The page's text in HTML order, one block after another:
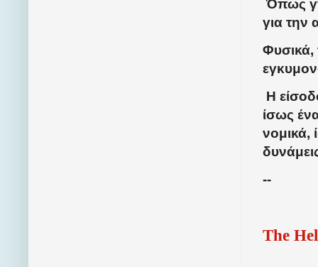
Όπως
για την
Φυσικά,
Η
ίσως
νομικά,
--
The